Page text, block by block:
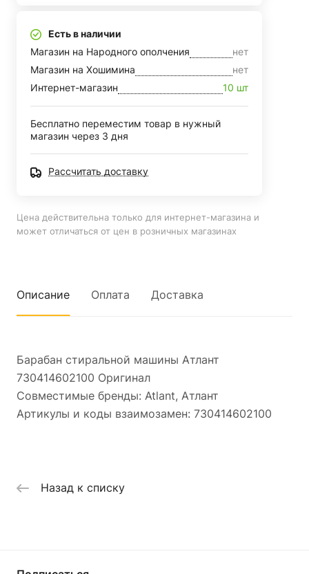
Есть в наличии
Магазин на Народного ополчения
нет
Магазин на Хошимина
нет
Интернет-магазин
10 шт
Бесплатно переместим товар в нужный
магазин через 3 дня
Рассчитать доставку
Цена действительна только для интернет-магазина и
может отличаться от цен в розничных магазинах
Описание Оплата Доставка
Барабан стиральной машины Атлант
730414602100 Оригинал
Совместимые бренды: Atlant, Атлант
Артикулы и коды взаимозамен: 730414602100
Назад к списку